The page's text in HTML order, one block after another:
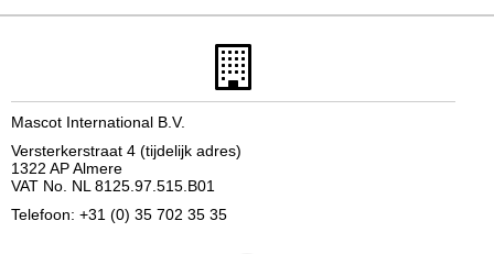
Mascot International B.V.
Versterkerstraat 4 (tijdelijk adres)
1322 AP Almere
VAT No. NL 8125.97.515.B01
Telefoon: +31 (0) 35 702 35 35